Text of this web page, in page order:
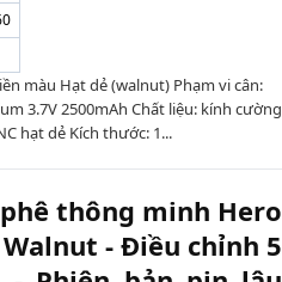
màu Hạt dẻ (walnut) Phạm vi cân:
3.7V 2500mAh Chất liệu: kính cường
hạt dẻ Kích thước: 1...
thông minh Hero
Walnut - Điều chỉnh 5